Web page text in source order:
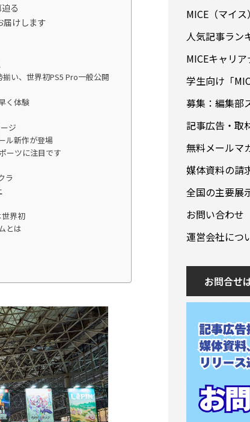
る
届けします
い、世界初PS5 Pro一般公開
く体験
ジ
ル新作が登場
ーツに注目です
ラ
界初
とは
MICE（マイ
人気記事ラン
MICEキャリ
学生向け「
募集：編集部
記事広告・取
無料メールマ
媒体資料の請
全国の主要展
お問い合わせ
運営会社につ
お問合せ